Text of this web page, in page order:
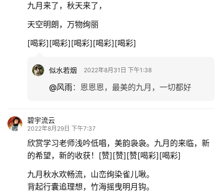
九月来了，秋天来了，
天空明朗，万物绚丽
[喝彩][喝彩][喝彩][喝彩][喝彩]
似水若烟 2022年8月31日 下午1:38
@风雨： 恩恩恩，最美的九月，一切都好
碧宇流云
2022年8月29日 下午7:37
欣赏学习老师浅吟低唱，美韵袅袅。九月的来临，新
的希望，新的收获！[赞][赞][赞[喝彩][喝彩]
九月秋水欢畅流，山峦绚染雀儿啾。
背起行囊追理想，竹海摇曳明月钩。